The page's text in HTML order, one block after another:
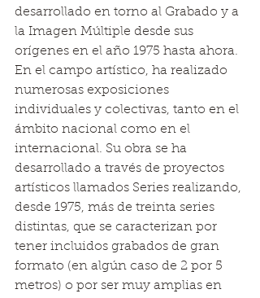
desarrollado en torno al Grabado y a
la Imagen Múltiple desde sus
orígenes en el año 1975 hasta ahora.
En el campo artístico, ha realizado
numerosas exposiciones
individuales y colectivas, tanto en el
ámbito nacional como en el
internacional. Su obra se ha
desarrollado a través de proyectos
artísticos llamados Series realizando,
desde 1975, más de treinta series
distintas, que se caracterizan por
tener incluidos grabados de gran
formato (en algún caso de 2 por 5
metros) o por ser muy amplias en